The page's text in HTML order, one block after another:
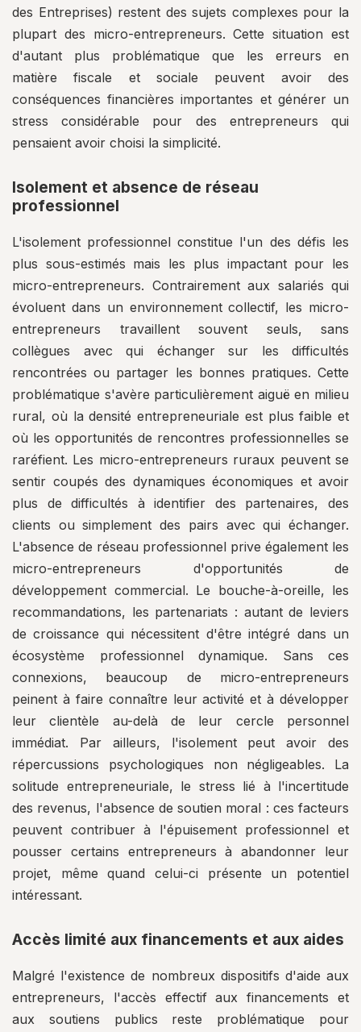
des Entreprises) restent des sujets complexes pour la
plupart des micro-entrepreneurs. Cette situation est
d'autant plus problématique que les erreurs en
matière fiscale et sociale peuvent avoir des
conséquences financières importantes et générer un
stress considérable pour des entrepreneurs qui
pensaient avoir choisi la simplicité.
Isolement et absence de réseau
professionnel
L'isolement professionnel constitue l'un des défis les
plus sous-estimés mais les plus impactant pour les
micro-entrepreneurs. Contrairement aux salariés qui
évoluent dans un environnement collectif, les micro-
entrepreneurs travaillent souvent seuls, sans
collègues avec qui échanger sur les difficultés
rencontrées ou partager les bonnes pratiques. Cette
problématique s'avère particulièrement aiguë en milieu
rural, où la densité entrepreneuriale est plus faible et
où les opportunités de rencontres professionnelles se
raréfient. Les micro-entrepreneurs ruraux peuvent se
sentir coupés des dynamiques économiques et avoir
plus de difficultés à identifier des partenaires, des
clients ou simplement des pairs avec qui échanger.
L'absence de réseau professionnel prive également les
micro-entrepreneurs d'opportunités de
développement commercial. Le bouche-à-oreille, les
recommandations, les partenariats : autant de leviers
de croissance qui nécessitent d'être intégré dans un
écosystème professionnel dynamique. Sans ces
connexions, beaucoup de micro-entrepreneurs
peinent à faire connaître leur activité et à développer
leur clientèle au-delà de leur cercle personnel
immédiat. Par ailleurs, l'isolement peut avoir des
répercussions psychologiques non négligeables. La
solitude entrepreneuriale, le stress lié à l'incertitude
des revenus, l'absence de soutien moral : ces facteurs
peuvent contribuer à l'épuisement professionnel et
pousser certains entrepreneurs à abandonner leur
projet, même quand celui-ci présente un potentiel
intéressant.
Accès limité aux financements et aux aides
Malgré l'existence de nombreux dispositifs d'aide aux
entrepreneurs, l'accès effectif aux financements et
aux soutiens publics reste problématique pour